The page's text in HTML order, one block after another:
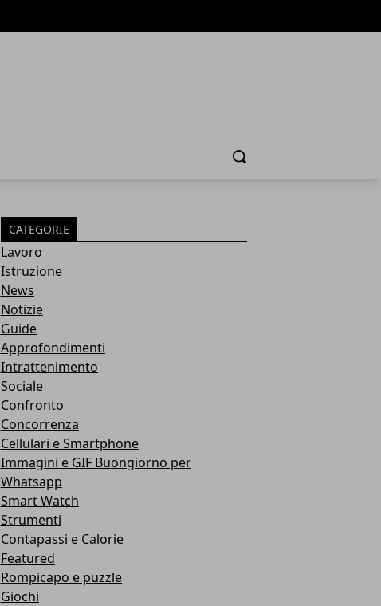
Cerca
CATEGORIE
Lavoro
Istruzione
News
Notizie
Guide
Approfondimenti
Intrattenimento
Sociale
Confronto
Concorrenza
Cellulari e Smartphone
Immagini e GIF Buongiorno per
Whatsapp
Smart Watch
Strumenti
Contapassi e Calorie
Featured
Rompicapo e puzzle
Giochi